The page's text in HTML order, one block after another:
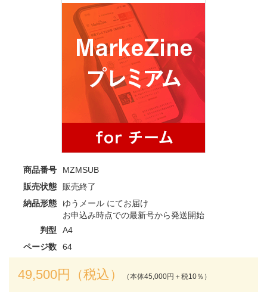
商品番号
MZMSUB
販売状態
販売終了
納品形態
ゆうメール にてお届け
お申込み時点での最新号から発送開始
判型
A4
ページ数
64
49,500円（税込） （本体45,000円＋税10％）